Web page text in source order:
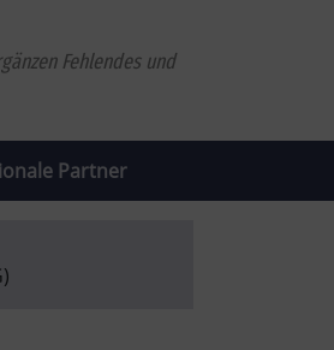
Fehlendes und
Partner